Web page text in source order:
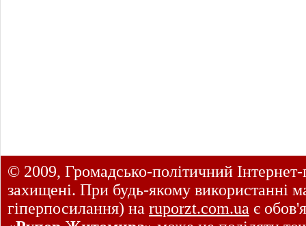
© 2009, Громадсько-політичний
захищені. При будь-якому використанні
гіперпосилання) на ruporzt.com.ua є